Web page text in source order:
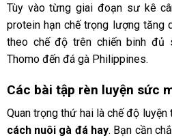
Tùy vào từng giai đoạn sư kê
protein hạn chế trọng lượng tăng
theo chế độ trên chiến binh
Thomo đến đá gà Philippines.
Các bài tập rèn luyện sức
Quan trọng thứ hai là chế độ
cách nuôi gà đá hay. Bạn cần